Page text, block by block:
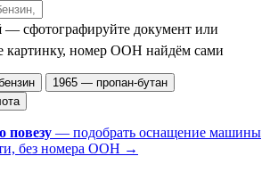
— сфотографируйте документ или
картинку, номер ООН найдём сами
1965 — пропан-бутан
повезу — подобрать оснащение машины
без номера ООН →